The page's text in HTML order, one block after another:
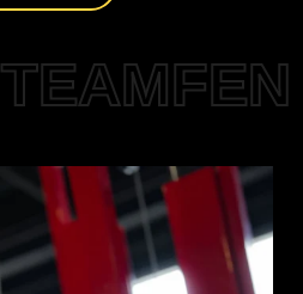
TEAMFEN